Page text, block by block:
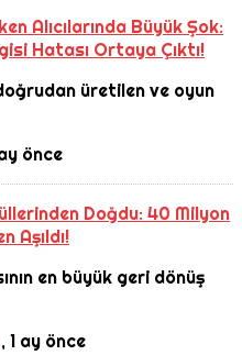
Alıcılarında Büyük Şok:
Hatası Ortaya Çıktı!
üretilen ve oyun
önce
Doğdu: 40 Milyon
Aşıldı!
en büyük geri dönüş
,1 ay önce